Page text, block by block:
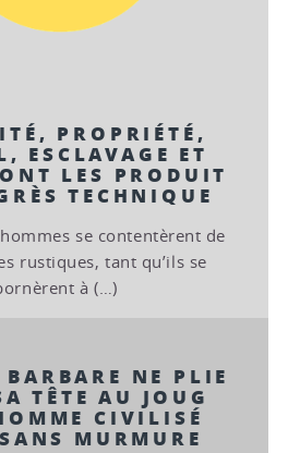
PROPRIÉTÉ,
ESCLAVAGE ET
LES PRODUIT
TECHNIQUE
se contentèrent de
rustiques, tant qu’ils se
à (…)
BARBARE NE PLIE
TÊTE AU JOUG
CIVILISÉ
MURMURE